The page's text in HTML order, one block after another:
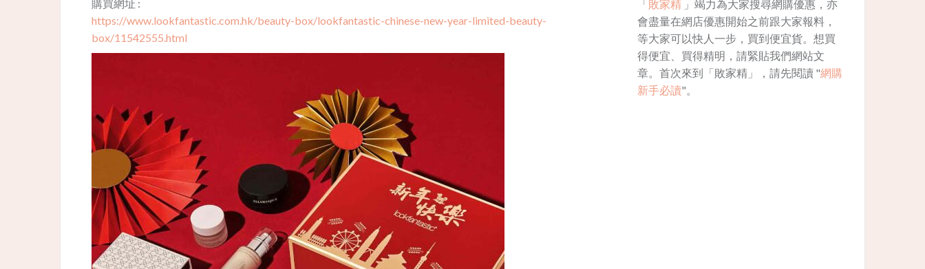
購買網址 :
https://www.lookfantastic.com.hk/beauty-box/lookfantastic-chinese-new-year-limited-beauty-
box/11542555.html
「敗家精 」竭力為大家搜尋網購優惠，亦
會盡量在網店優惠開始之前跟大家報料，
等大家可以快人一步，買到便宜貨。想買
得便宜、買得精明，請緊貼我們網站文
章。首次來到「敗家精」，請先閱讀 "網購
新手必讀"。